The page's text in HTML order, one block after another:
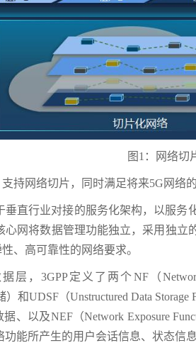
图1：网络切
持网络切片，同时满足将来5G网络
垂直行业对接的服务化架构，以服
心网将数据管理功能独立，采用独
、高可靠性的网络要求。
层，3GPP定义了两个NF（
）和UDSF（Unstructured Data
、以及NEF（Network Exposure
能所产生的用户会话信息、状态信